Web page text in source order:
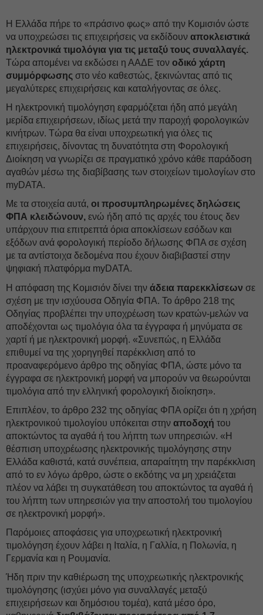
Η Ελλάδα πήρε το «πράσινο φως» από την Κομισιόν ώστε
να υποχρεώσει τις επιχειρήσεις να εκδίδουν αποκλειστικά
ηλεκτρονικά τιμολόγια για τις μεταξύ τους συναλλαγές.
Τώρα απομένει να εκδώσει η ΑΑΔΕ τον οδικό χάρτη
συμμόρφωσης στο νέο καθεστώς, ξεκινώντας από τις
μεγαλύτερες επιχειρήσεις και καταλήγοντας σε όλες.
Η ηλεκτρονική τιμολόγηση εφαρμόζεται ήδη από μεγάλη
μερίδα επιχειρήσεων, ιδίως μετά την παροχή φορολογικών
κινήτρων. Τώρα θα είναι υποχρεωτική για όλες τις
επιχειρήσεις, δίνοντας τη δυνατότητα στη Φορολογική
Διοίκηση να γνωρίζει σε πραγματικό χρόνο κάθε παράδοση
αγαθών μέσω της διαβίβασης των στοιχείων τιμολογίων στο
myDATA.
Με τα στοιχεία αυτά, οι προσυμπληρωμένες δηλώσεις
ΦΠΑ κλειδώνουν, ενώ ήδη από τις αρχές του έτους δεν
υπάρχουν πια επιτρεπτά όρια αποκλίσεων εσόδων και
εξόδων ανά φορολογική περίοδο δήλωσης ΦΠΑ σε σχέση
με τα αντίστοιχα δεδομένα που έχουν διαβιβαστεί στην
ψηφιακή πλατφόρμα myDATA.
Η απόφαση της Κομισιόν δίνει την άδεια παρεκκλίσεων σε
σχέση με την ισχύουσα Οδηγία ΦΠΑ. Το άρθρο 218 της
Οδηγίας προβλέπει την υποχρέωση των κρατών-μελών να
αποδέχονται ως τιμολόγια όλα τα έγγραφα ή μηνύματα σε
χαρτί ή με ηλεκτρονική μορφή. «Συνεπώς, η Ελλάδα
επιθυμεί να της χορηγηθεί παρέκκλιση από το
προαναφερόμενο άρθρο της οδηγίας ΦΠΑ, ώστε μόνο τα
έγγραφα σε ηλεκτρονική μορφή να μπορούν να θεωρούνται
τιμολόγια από την ελληνική φορολογική διοίκηση».
Επιπλέον, το άρθρο 232 της οδηγίας ΦΠΑ ορίζει ότι η χρήση
ηλεκτρονικού τιμολογίου υπόκειται στην αποδοχή του
αποκτώντος τα αγαθά ή του λήπτη των υπηρεσιών. «Η
θέσπιση υποχρέωσης ηλεκτρονικής τιμολόγησης στην
Ελλάδα καθιστά, κατά συνέπεια, απαραίτητη την παρέκκλιση
από το εν λόγω άρθρο, ώστε ο εκδότης να μη χρειάζεται
πλέον να λάβει τη συγκατάθεση του αποκτώντος τα αγαθά ή
του λήπτη των υπηρεσιών για την αποστολή του τιμολογίου
σε ηλεκτρονική μορφή».
Παρόμοιες αποφάσεις για υποχρεωτική ηλεκτρονική
τιμολόγηση έχουν λάβει η Ιταλία, η Γαλλία, η Πολωνία, η
Γερμανία και η Ρουμανία.
Ήδη πριν την καθιέρωση της υποχρεωτικής ηλεκτρονικής
τιμολόγησης (ισχύει μόνο για συναλλαγές μεταξύ
επιχειρήσεων και δημόσιου τομέα), κατά μέσο όρο,